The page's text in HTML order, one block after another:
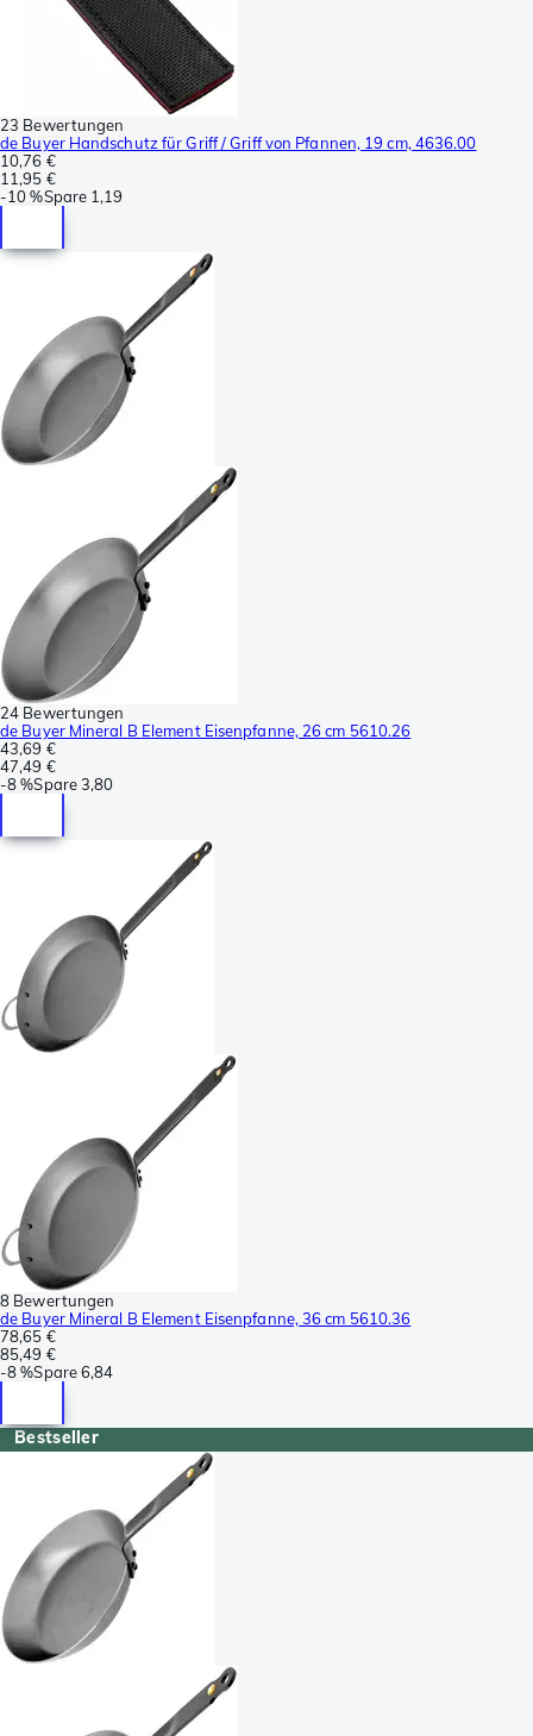
23 Bewertungen
de Buyer Handschutz für Griff / Griff von Pfannen, 19 cm, 4636.00
10,76 €
11,95 €
-10 %Spare 1,19
24 Bewertungen
de Buyer Mineral B Element Eisenpfanne, 26 cm 5610.26
43,69 €
47,49 €
-8 %Spare3,80
8 Bewertungen
de Buyer Mineral B Element Eisenpfanne, 36 cm 5610.36
78,65 €
85,49 €
-8 %Spare6,84
Bestseller